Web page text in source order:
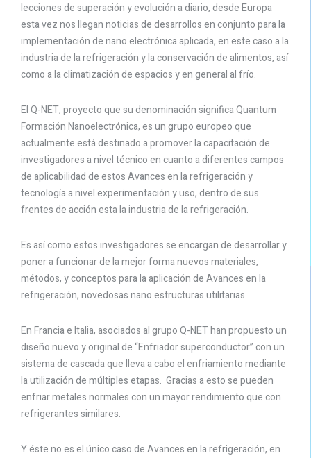
lecciones de superación y evolución a diario, desde Europa
esta vez nos llegan noticias de desarrollos en conjunto para la
implementación de nano electrónica aplicada, en este caso a la
industria de la refrigeración y la conservación de alimentos, así
como a la climatización de espacios y en general al frío.
El Q-NET, proyecto que su denominación significa Quantum
Formación Nanoelectrónica, es un grupo europeo que
actualmente está destinado a promover la capacitación de
investigadores a nivel técnico en cuanto a diferentes campos
de aplicabilidad de estos Avances en la refrigeración y
tecnología a nivel experimentación y uso, dentro de sus
frentes de acción esta la industria de la refrigeración.
Es así como estos investigadores se encargan de desarrollar y
poner a funcionar de la mejor forma nuevos materiales,
métodos, y conceptos para la aplicación de Avances en la
refrigeración, novedosas nano estructuras utilitarias.
En Francia e Italia, asociados al grupo Q-NET han propuesto un
diseño nuevo y original de “Enfriador superconductor” con un
sistema de cascada que lleva a cabo el enfriamiento mediante
la utilización de múltiples etapas. Gracias a esto se pueden
enfriar metales normales con un mayor rendimiento que con
refrigerantes similares.
Y éste no es el único caso de Avances en la refrigeración, en